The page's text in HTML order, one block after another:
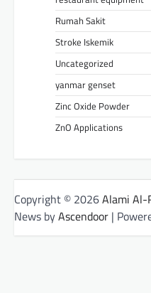
Rumah Sakit
Stroke Iskemik
Uncategorized
yanmar genset
Zinc Oxide Powder
ZnO Applications
Copyright © 2026Alami Al-
News byAscendoor |